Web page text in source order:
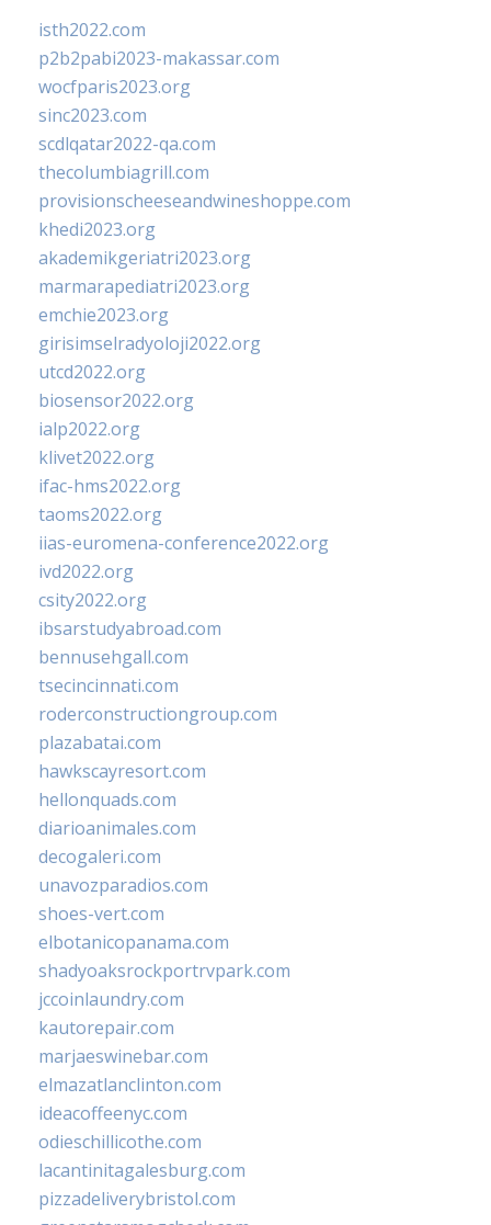
isth2022.com
p2b2pabi2023-makassar.com
wocfparis2023.org
sinc2023.com
scdlqatar2022-qa.com
thecolumbiagrill.com
provisionscheeseandwineshoppe.com
khedi2023.org
akademikgeriatri2023.org
marmarapediatri2023.org
emchie2023.org
girisimselradyoloji2022.org
utcd2022.org
biosensor2022.org
ialp2022.org
klivet2022.org
ifac-hms2022.org
taoms2022.org
iias-euromena-conference2022.org
ivd2022.org
csity2022.org
ibsarstudyabroad.com
bennusehgall.com
tsecincinnati.com
roderconstructiongroup.com
plazabatai.com
hawkscayresort.com
hellonquads.com
diarioanimales.com
decogaleri.com
unavozparadios.com
shoes-vert.com
elbotanicopanama.com
shadyoaksrockportrvpark.com
jccoinlaundry.com
kautorepair.com
marjaeswinebar.com
elmazatlanclinton.com
ideacoffeenyc.com
odieschillicothe.com
lacantinitagalesburg.com
pizzadeliverybristol.com